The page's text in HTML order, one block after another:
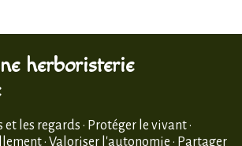
herboristerie
et les regards · Protéger le vivant ·
· Valoriser l'autonomie · Partager